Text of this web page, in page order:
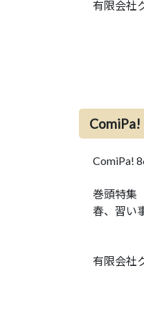
有限会社
ComiPa!
ComiPa!
巻頭特集
春、習い
有限会社